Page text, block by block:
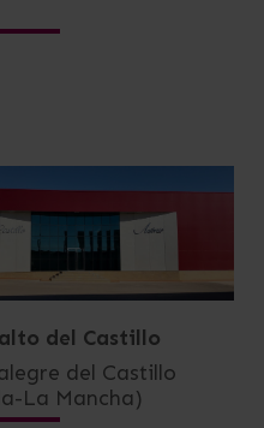
del Castillo
del Castillo
La Mancha)